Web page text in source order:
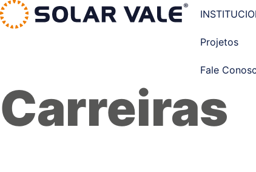
Projetos
Fale
Carreiras